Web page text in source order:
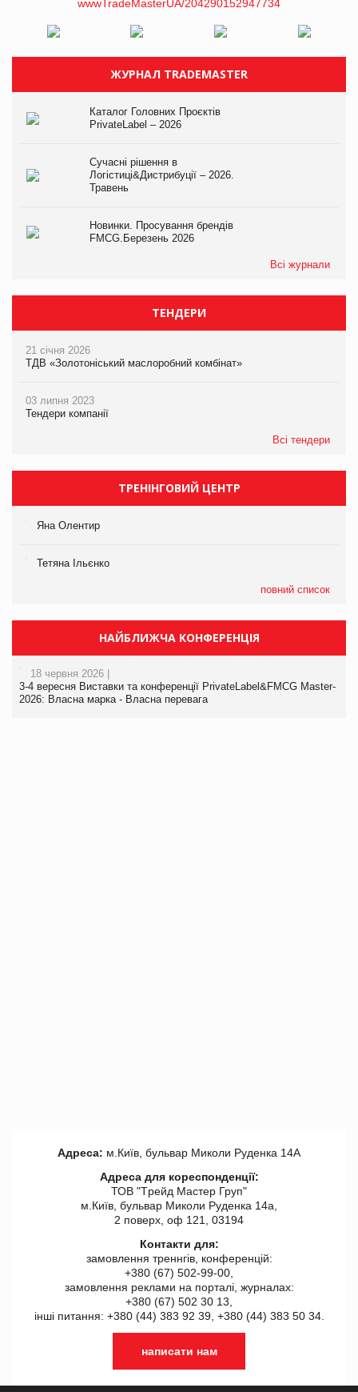
ЖУРНАЛ TRADEMASTER
Каталог Головних Проєктів
PrivateLabel – 2026
Сучасні рішення в
Логістиці&Дистрибуції – 2026.
Травень
Новинки. Просування брендів
FMCG.Березень 2026
Всі журнали
ТЕНДЕРИ
21 січня 2026
ТДВ «Золотоніський маслоробний комбінат»
03 липня 2023
Тендери компанії
Всі тендери
ТРЕНІНГОВИЙ ЦЕНТР
Яна Олентир
Тетяна Ільєнко
повний список
НАЙБЛИЖЧА КОНФЕРЕНЦІЯ
18 червня 2026 |
3-4 вересня Виставки та конференції PrivateLabel&FMCG Master-
2026: Власна марка - Власна перевага
Адреса: м.Київ, бульвар Миколи Руденка 14А
Адреса для кореспонденції:
ТОВ "Tрейд Мастер Груп"
м.Київ, бульвар Миколи Руденка 14а,
2 поверх, оф 121, 03194
Контакти для:
замовлення треннгів, конференцій:
+380 (67) 502-99-00,
замовлення реклами на порталі, журналах:
+380 (67) 502 30 13,
інші питання: +380 (44) 383 92 39, +380 (44) 383 50 34.
написати нам